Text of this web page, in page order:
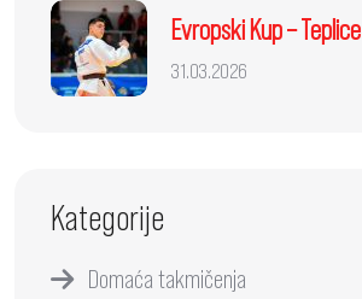
Evropski Kup – Teplice
31.03.2026
Kategorije
Domaća takmičenja